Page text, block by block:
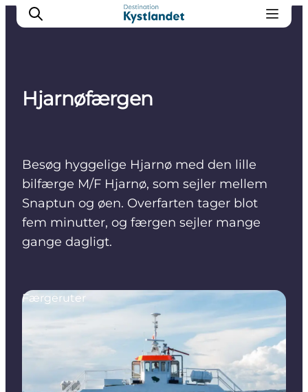
Oplevelser
Overnatning
Køb billet
Hjarnøfærgen
Besøg hyggelige Hjarnø med den lille
bilfærge M/F Hjarnø, som sejler mellem
Snaptun og øen. Overfarten tager blot
fem minutter, og færgen sejler mange
gange dagligt.
Færgeruter